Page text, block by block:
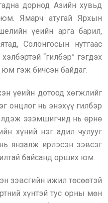
дорнод Азийн хувьд
Ямарч атугай Ярхын
үеийн арга барил,
Солонгосын нутгаас
“гилбэр” гэгдэх
гэж бичсэн байдаг.
үеийн дотоод хөгжлийг
онцлог нь энэхүү гилбэр
эзэмшигчид нь өрнө
хүний нэг адил чулууг
янзалж ирлэсэн зэвсэг
байсанд орших юм.
зэвсгийн ижил төсөөтэй
хүнтэй тус орны мөн